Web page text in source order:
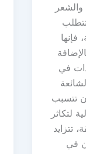
والشعر
فإنها
في
تتسبب
لتكاثر
تتزايد
في